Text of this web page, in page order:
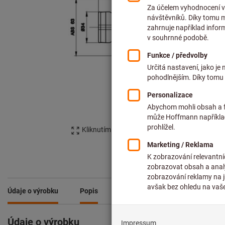
Kliknutím zvětšíte obrázek
Údaje o výrobku Popis Porovnejte produkty Ze
Údaje o výrobku